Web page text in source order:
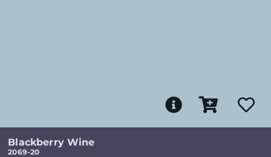
Blackberry Wine
2069-20